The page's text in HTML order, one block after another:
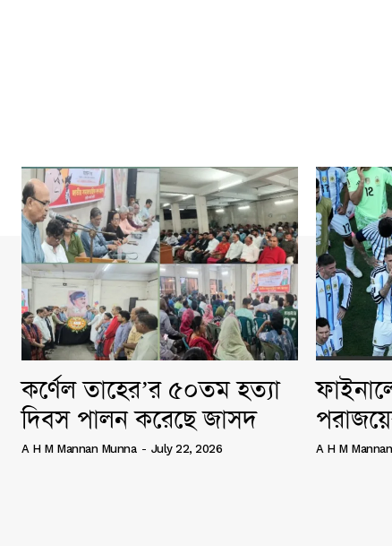
কর্ণেল তাহের’র ৫০তম হত্যা
দিবস পালন করেছে জাসদ
A H M Mannan Munna - July 22, 2026 A H M